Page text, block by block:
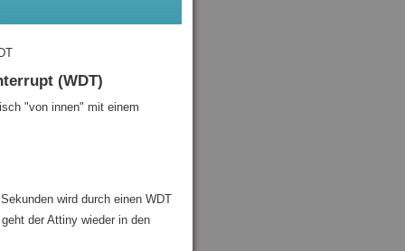
(WDT)
"von innen" mit einem
wird durch einen WDT
der Attiny wieder in den